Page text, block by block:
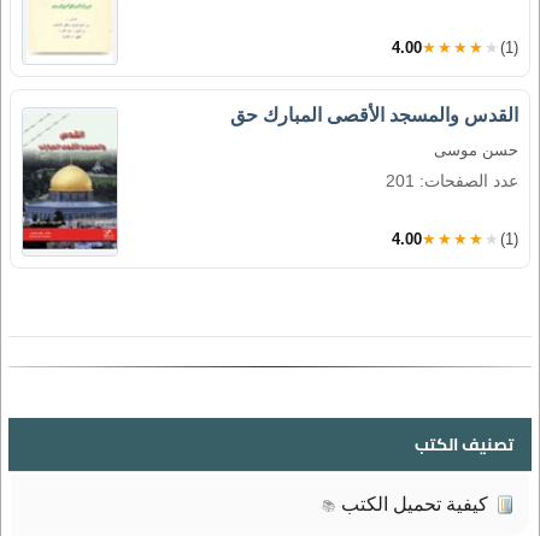
4.00★★★★★ (1)
القدس والمسجد الأقصى المبارك حق
حسن موسى
عدد الصفحات: 201
4.00★★★★★ (1)
تصنيف الكتب
كيفية تحميل الكتب 📚